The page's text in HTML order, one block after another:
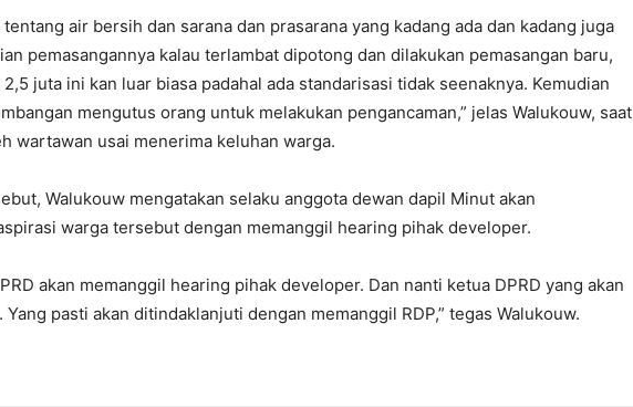
tentang air bersih dan sarana dan prasarana yang kadang ada dan kadang juga
pemasangannya kalau terlambat dipotong dan dilakukan pemasangan baru,
juta ini kan luar biasa padahal ada standarisasi tidak seenaknya. Kemudian
mengutus orang untuk melakukan pengancaman,” jelas Walukouw, saat
wartawan usai menerima keluhan warga.
Walukouw mengatakan selaku anggota dewan dapil Minut akan
warga tersebut dengan memanggil hearing pihak developer.
akan memanggil hearing pihak developer. Dan nanti ketua DPRD yang akan
pasti akan ditindaklanjuti dengan memanggil RDP,” tegas Walukouw.